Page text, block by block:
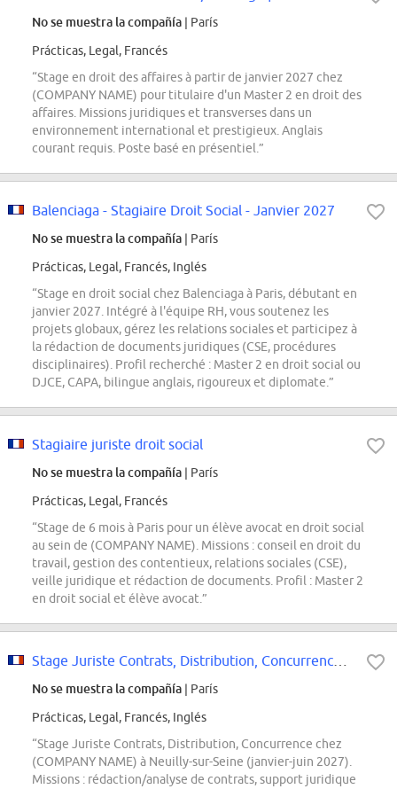
No se muestra la compañía | París
Prácticas, Legal, Francés
“Stage en droit des affaires à partir de janvier 2027 chez
(COMPANY NAME) pour titulaire d'un Master 2 en droit des
affaires. Missions juridiques et transverses dans un
environnement international et prestigieux. Anglais
courant requis. Poste basé en présentiel.”
Balenciaga - Stagiaire Droit Social - Janvier 2027
No se muestra la compañía | París
Prácticas, Legal, Francés, Inglés
“Stage en droit social chez Balenciaga à Paris, débutant en
janvier 2027. Intégré à l'équipe RH, vous soutenez les
projets globaux, gérez les relations sociales et participez à
la rédaction de documents juridiques (CSE, procédures
disciplinaires). Profil recherché : Master 2 en droit social ou
DJCE, CAPA, bilingue anglais, rigoureux et diplomate.”
Stagiaire juriste droit social
No se muestra la compañía | París
Prácticas, Legal, Francés
“Stage de 6 mois à Paris pour un élève avocat en droit social
au sein de (COMPANY NAME). Missions : conseil en droit du
travail, gestion des contentieux, relations sociales (CSE),
veille juridique et rédaction de documents. Profil : Master 2
en droit social et élève avocat.”
No se muestra la compañía | París
Prácticas, Legal, Francés, Inglés
“Stage Juriste Contrats, Distribution, Concurrence chez
(COMPANY NAME) à Neuilly-sur-Seine (janvier-juin 2027).
Missions : rédaction/analyse de contrats, support juridique